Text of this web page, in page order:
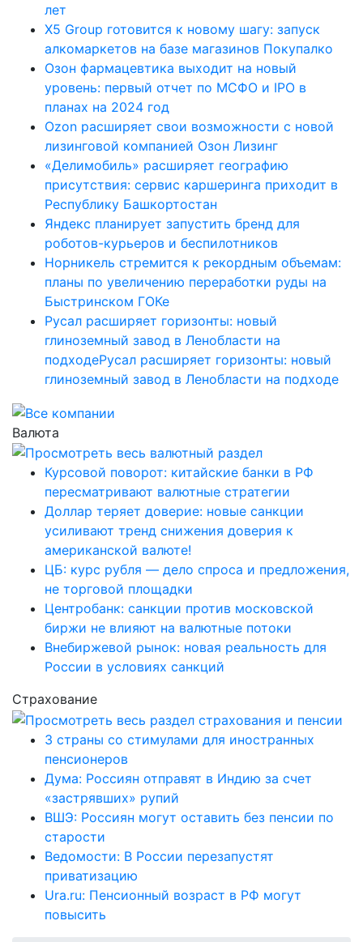
лет
X5 Group готовится к новому шагу: запуск
алкомаркетов на базе магазинов Покупалко
Озон фармацевтика выходит на новый
уровень: первый отчет по МСФО и IPO в
планах на 2024 год
Ozon расширяет свои возможности с новой
лизинговой компанией Озон Лизинг
«Делимобиль» расширяет географию
присутствия: сервис каршеринга приходит в
Республику Башкортостан
Яндекс планирует запустить бренд для
роботов-курьеров и беспилотников
Норникель стремится к рекордным объемам:
планы по увеличению переработки руды на
Быстринском ГОКе
Русал расширяет горизонты: новый
глиноземный завод в Ленобласти на
подходеРусал расширяет горизонты: новый
глиноземный завод в Ленобласти на подходе
Валюта
Курсовой поворот: китайские банки в РФ
пересматривают валютные стратегии
Доллар теряет доверие: новые санкции
усиливают тренд снижения доверия к
американской валюте!
ЦБ: курс рубля — дело спроса и предложения,
не торговой площадки
Центробанк: санкции против московской
биржи не влияют на валютные потоки
Внебиржевой рынок: новая реальность для
России в условиях санкций
Страхование
3 страны со стимулами для иностранных
пенсионеров
Дума: Россиян отправят в Индию за счет
«застрявших» рупий
ВШЭ: Россиян могут оставить без пенсии по
старости
Ведомости: В России перезапустят
приватизацию
Ura.ru: Пенсионный возраст в РФ могут
повысить